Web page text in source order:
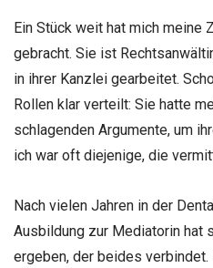
Ein Stück weit hat mich
gebracht. Sie ist
in ihrer Kanzlei gearbeitet.
Rollen klar verteilt: Sie hatte
schlagenden Argumente, um
ich war oft diejenige, die
Nach vielen Jahren in der
Ausbildung zur Mediatorin hat
ergeben, der beides